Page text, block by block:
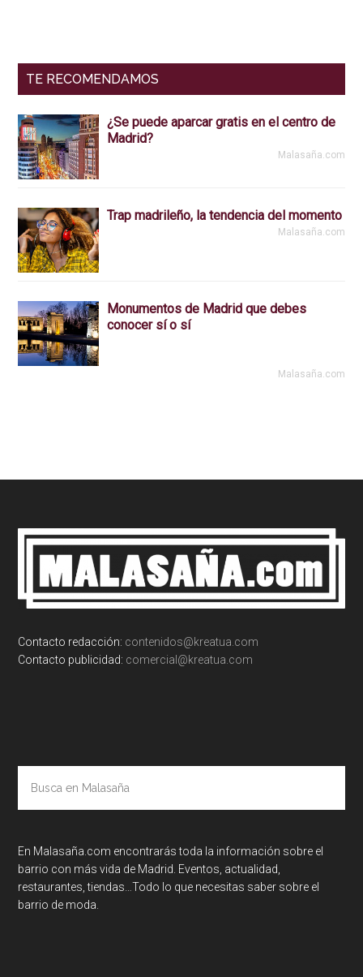
TE RECOMENDAMOS
¿Se puede aparcar gratis en el centro de
Madrid?
Malasaña.com
Trap madrileño, la tendencia del momento
Malasaña.com
Monumentos de Madrid que debes
conocer sí o sí
Malasaña.com
Footer
Contacto redacción: contenidos@kreatua.com
Contacto publicidad: comercial@kreatua.com
Malasaña
En Malasaña.com encontrarás toda la información sobre el
barrio con más vida de Madrid. Eventos, actualidad,
restaurantes, tiendas…Todo lo que necesitas saber sobre el
barrio de moda.